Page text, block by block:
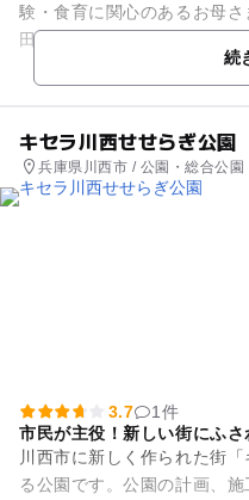
験・食育に関心のあるお母
田舎体験（季節の農業体験
切さに気付きながら、家族続
キセラ川西せせらぎ公園
兵庫県川西市 / 公園・総合公園
3.7
1件
市民が主役！新しい街にふさ
川西市に新しく作られた街
る公園です。公園の計画、